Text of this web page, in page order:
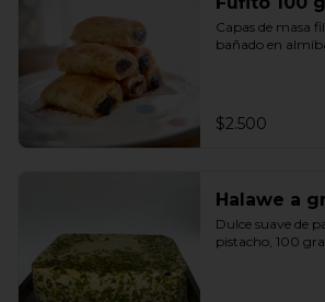
Capas de masa
bañado en
$2.500
Halawe a
Dulce suave de
pistacho, 100